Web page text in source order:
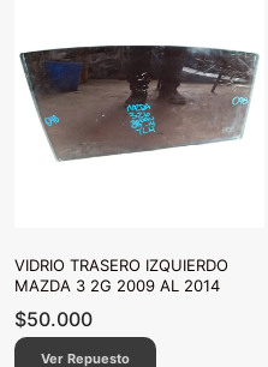
VIDRIO TRASERO IZQUIERDO
MAZDA 3 2G 2009 AL 2014
$50.000
Ver Repuesto